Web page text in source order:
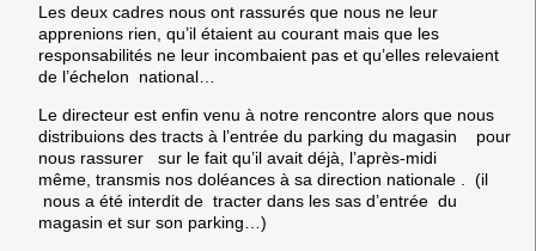
Les deux cadres nous ont rassurés que nous ne leur
apprenions rien, qu’il étaient au courant mais que les
responsabilités ne leur incombaient pas et qu’elles relevaient
de l’échelon national…
Le directeur est enfin venu à notre rencontre alors que nous
distribuions des tracts à l’entrée du parking du magasin pour
nous rassurer sur le fait qu’il avait déjà, l’après-midi
même, transmis nos doléances à sa direction nationale . (il
nous a été interdit de tracter dans les sas d’entrée du
magasin et sur son parking…)